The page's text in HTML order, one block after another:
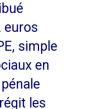
euros
simple
en
les